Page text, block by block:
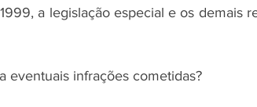
a legislação especial e os demais
eventuais infrações cometidas?